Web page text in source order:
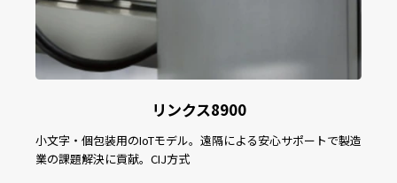
リンクス8900
小文字・個包装用のIoTモデル。遠隔による安心サポートで製造
業の課題解決に貢献。CIJ方式